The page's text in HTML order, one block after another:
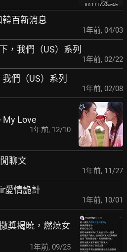
韓百新消息
1年前, 04/03
，我們（US）系列
1年前, 02/22
們（US）系列
1年前, 02/08
My Love
1年前, 12/10
聊文
1年前, 11/27
愛情詭計
1年前, 10/01
獎揭曉，燃燒女
1年前, 09/25